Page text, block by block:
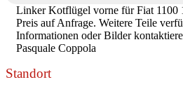
Linker Kotflügel vorne für Fiat 1100
Preis auf Anfrage. Weitere Teile
Informationen oder Bilder
Pasquale Coppola
Standort